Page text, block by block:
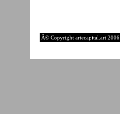
Â© Copyright artecapital.art 2006